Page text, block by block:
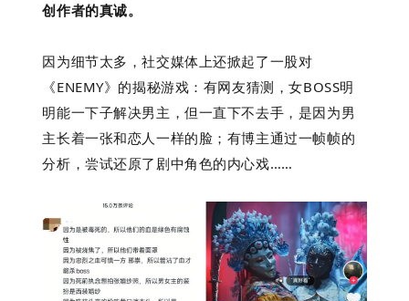
创作者的真诚。
因为细节太多，社交媒体上还掀起了一股对
《ENEMY》的揭秘游戏：有网友猜测，女BOSS明
明能一下子解决男主，但一直下不去手，是因为男
主长着一张和恋人一样的脸；有博主通过一帧帧的
分析，尝试还原了剧中角色的内心戏……